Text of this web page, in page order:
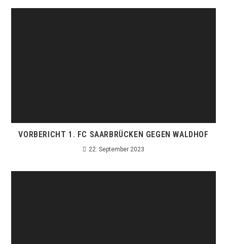
VORBERICHT 1. FC SAARBRÜCKEN GEGEN WALDHOF
22. September 2023